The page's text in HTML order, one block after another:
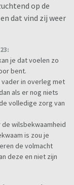
op de
dat vind zij weer
je dat voelen zo
bent.
in overleg met
als er nog niets
volledige zorg van
wilsbekwaamheid
is zou je
de volmacht
deze en niet zijn